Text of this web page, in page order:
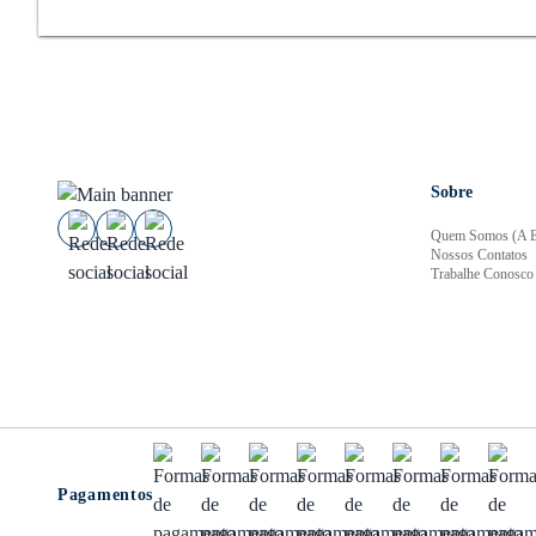
Sobre
Quem Somos (A
Nossos Contatos
Trabalhe Conosco
Pagamentos